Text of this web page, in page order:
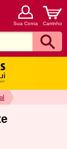
Sua Conta Carrinho